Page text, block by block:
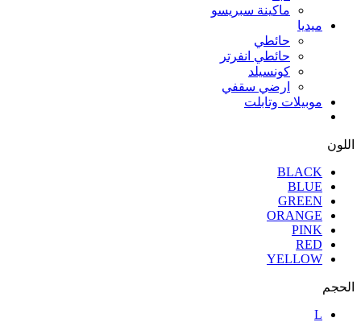
ماكينة سبريسو
ميديا
حائطي
حائطي انفرتر
كونسيلد
ارضي سقفي
موبيلات وتابلت
اللون
BLACK
BLUE
GREEN
ORANGE
PINK
RED
YELLOW
الحجم
L